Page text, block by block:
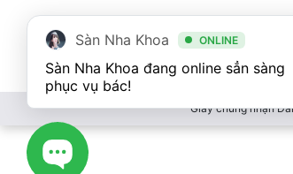
Giấy chứng nhận
Sàn Nha Khoa ONLINE
Sàn Nha Khoa đang online sẳn sàng
phục vụ bác!